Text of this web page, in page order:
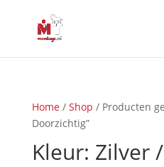
Home/ Shop / Producten
Doorzichtig”
Kleur: Zilver